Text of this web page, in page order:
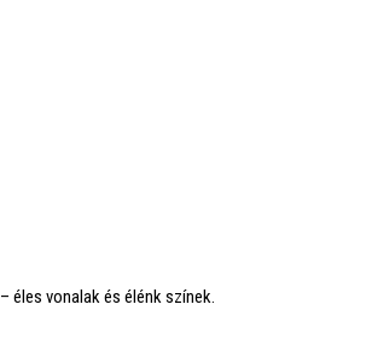
– éles vonalak és élénk színek.